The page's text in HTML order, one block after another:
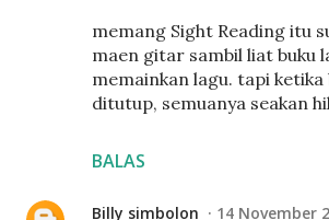
memang Sight Reading itu
maen gitar sambil liat buku
memainkan lagu. tapi ketika
ditutup, semuanya seakan
BALAS
Billy simbolon 14 November